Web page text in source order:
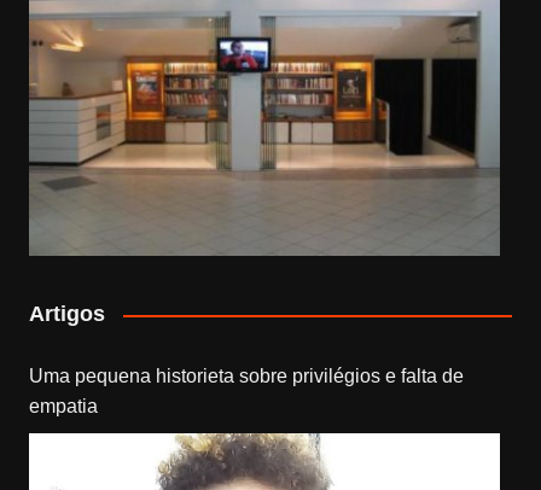
Artigos
Uma pequena historieta sobre privilégios e falta de
empatia